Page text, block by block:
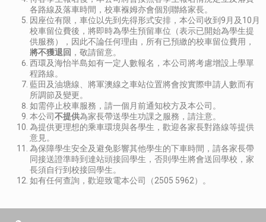
各路線及落車時間，校車褓姆亦會個別聯絡家長。
因座位有限，車位以先到先得形式安排，本公司收到9月及10月
校車留位費後，將即時為學生預留車位（表示已開始為學生提
供服務），因此不論任何理由，所有已預繳的校車留位費用，
將不獲退回 ，敬請留意。
西環及海怡半島如有一定人數報名，本公司將考慮增設上學單
程路線。
藍田及油塘線、將軍澳線之車站位置將會按實際申請人數而有
所調節及變更。
如需停止校車服務，請一個月前通知校方及本公司。
本公司不提供為家長帶送學生功課之服務，請注意。
為提供更理想的乘車環境與各學生，歡迎各家長對路線等提供
意見。
為保障學生安全及避免影響其他學生的下車時間，請各家長帶
同接送證準時到達站頭接回學生，否則學生將會送回學校，家
長須自行到校接回學生。
如有任何查詢，歡迎致電本公司（2505 5962）。